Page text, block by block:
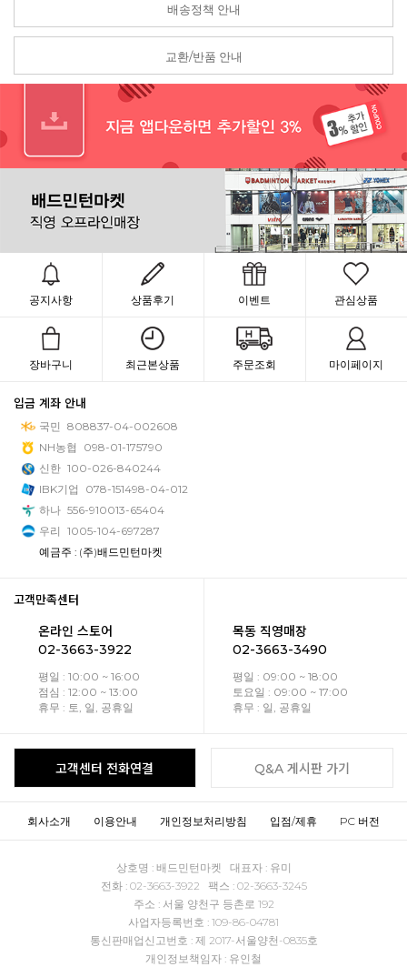
배송정책 안내
교환/반품 안내
공지사항 상품후기 이벤트 관심상품
장바구니 최근본상품 주문조회 마이페이지
입금 계좌 안내
국민 808837-04-002608
NH농협
098-01-175790
신한 100-026-840244
IBK기업
078-151498-04-012
하나 556-910013-65404
우리 1005-104-697287
예금주 : (주)배드민턴마켓
고객만족센터
온라인 스토어
02-3663-3922
평일 : 10:00 ~ 16:00
점심 : 12:00 ~ 13:00
휴무 : 토, 일, 공휴일
목동 직영매장
02-3663-3490
평일 : 09:00 ~ 18:00
토요일 : 09:00 ~ 17:00
휴무 : 일, 공휴일
고객센터 전화연결 Q&A 게시판 가기
회사소개 이용안내 개인정보처리방침 입점/제휴 PC 버전
상호명 : 배드민턴마켓 대표자 : 유미
전화 : 02-3663-3922 팩스 : 02-3663-3245
주소 : 서울 양천구 등촌로 192
사업자등록번호 : 109-86-04781
통신판매업신고번호 : 제 2017-서울양천-0835호
개인정보책임자 : 유인철